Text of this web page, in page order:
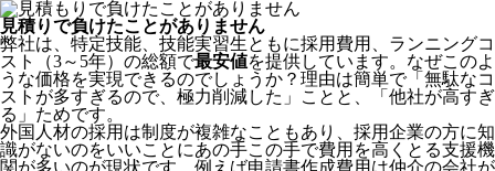
見積りで負けたことがありません
弊社は、特定技能、技能実習生ともに採用費用、ランニングコ
スト（3～5年）の総額で最安値を提供しています。なぜこのよ
うな価格を実現できるのでしょうか？理由は簡単で「無駄なコ
ストが多すぎるので、極力削減した」ことと、
「他社が高すぎ
る」 ためです。
外国人材の採用は制度が複雑なこともあり、採用企業の方に知
識がないのをいいことにあの手この手で費用を高くとる支援機